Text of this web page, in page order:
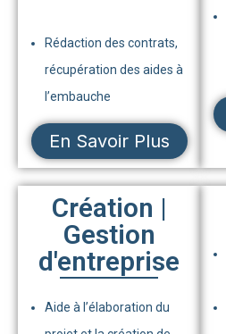
Rédaction des contrats,
récupération des aides à
l’embauche
En Savoir Plus
Création |
Gestion
d'entreprise
Aide à l’élaboration du